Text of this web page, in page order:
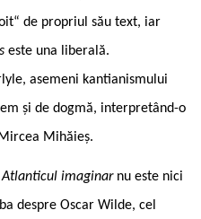
de propriul său text, iar
este una liberală.
asemeni kantianismului
și de dogmă, interpretând-o
Mihăieș.
Atlanticul imaginar nu este nici
despre Oscar Wilde, cel